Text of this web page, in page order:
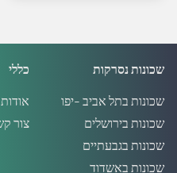
כללי
אודות
צור
שכונות נסרקות
שכונות בתל אביב -יפו
שכונות בירושלים
שכונות בגבעתיים
שכונות באשדוד